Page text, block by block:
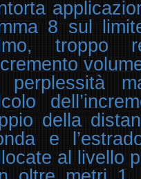
8 sul
troppo
perplessità
della
e
al livello